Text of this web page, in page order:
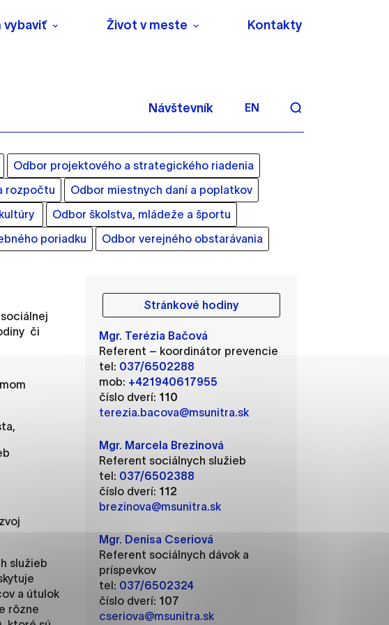
vybaviť Život v meste Kontakty
Návštevník EN
Odbor projektového a strategického riadenia
rozpočtu
Odbor miestnych daní a poplatkov
Odbor školstva, mládeže a športu
poriadku Odbor verejného obstarávania
či
služieb
a útulok
rôzne
Stránkové hodiny
Mgr. Terézia Bačová
Referent – koordinátor prevencie
tel: 037/6502288
mob: +421940617955
číslo dverí: 110
terezia.bacova@msunitra.sk
Mgr. Marcela Brezinová
Referent sociálnych služieb
tel: 037/6502388
číslo dverí: 112
brezinova@msunitra.sk
Mgr. Denisa Cseriová
Referent sociálnych dávok a
príspevkov
tel: 037/6502324
číslo dverí: 107
cseriova@msunitra.sk
o vašej aktivite a preferenciách.
webové stránky uplatniteľnými tým,
oblastiam webovej
stránok stránku používajú,
sa zbierajú anonymne a nie je